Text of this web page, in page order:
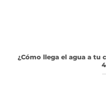
¿Cómo llega el agua a tu